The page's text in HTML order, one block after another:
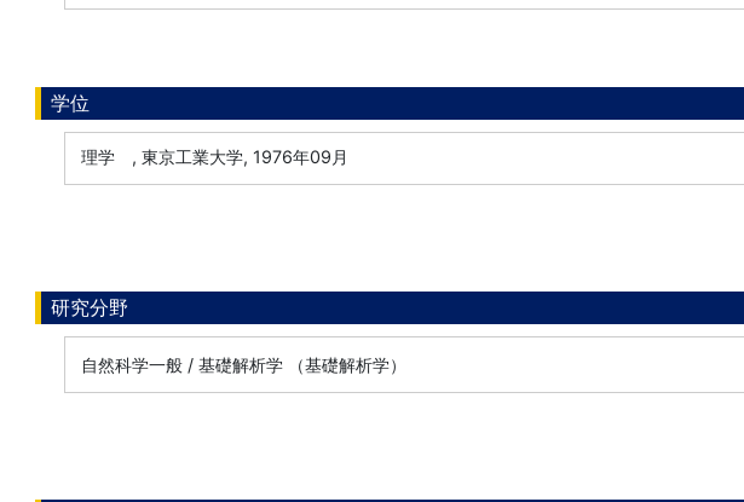
学位
理学 , 東京工業大学, 1976年09月
研究分野
自然科学一般 / 基礎解析学 （基礎解析学）